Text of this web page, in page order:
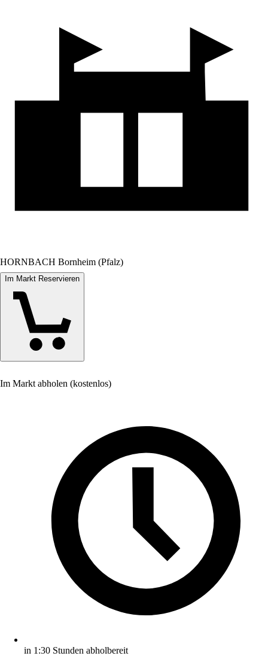
HORNBACH Bornheim (Pfalz)
Im Markt Reservieren
Im Markt abholen (kostenlos)
in 1:30 Stunden abholbereit